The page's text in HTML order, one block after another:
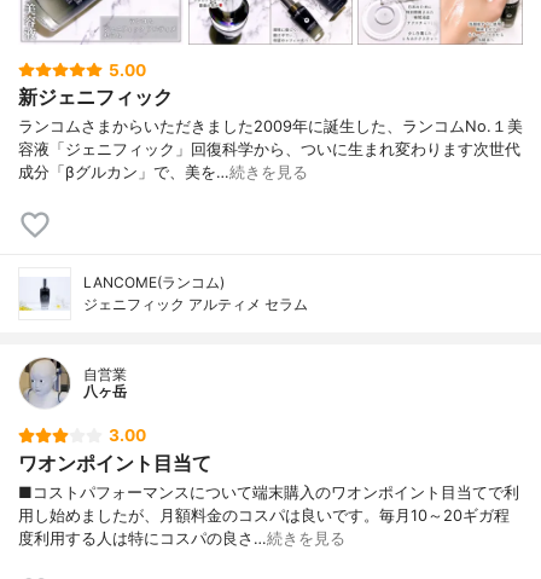
5.00
新ジェニフィック
ランコムさまからいただきました2009年に誕生した、ランコムNo.１美
容液「ジェニフィック」回復科学から、ついに生まれ変わります次世代
成分「βグルカン」で、美を…続きを見る
LANCOME(ランコム)
ジェニフィック アルティメ セラム
自営業
八ヶ岳
3.00
ワオンポイント目当て
■コストパフォーマンスについて端末購入のワオンポイント目当てで利
用し始めましたが、月額料金のコスパは良いです。毎月10～20ギガ程
度利用する人は特にコスパの良さ…続きを見る